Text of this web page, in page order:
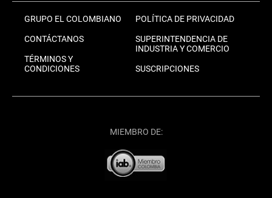
GRUPO EL COLOMBIANO
CONTÁCTANOS
TÉRMINOS Y
CONDICIONES
POLÍTICA DE PRIVACIDAD
SUPERINTENDENCIA DE
INDUSTRIA Y COMERCIO
SUSCRIPCIONES
MIEMBRO DE: